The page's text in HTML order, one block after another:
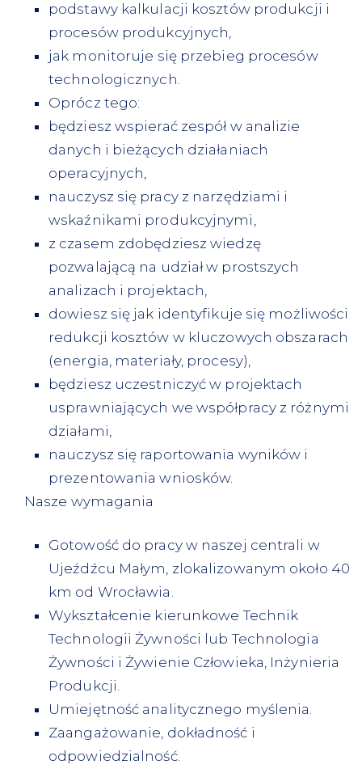
podstawy kalkulacji kosztów produkcji i
procesów produkcyjnych,
jak monitoruje się przebieg procesów
technologicznych.
Oprócz tego:
będziesz wspierać zespół w analizie
danych i bieżących działaniach
operacyjnych,
nauczysz się pracy z narzędziami i
wskaźnikami produkcyjnymi,
z czasem zdobędziesz wiedzę
pozwalającą na udział w prostszych
analizach i projektach,
dowiesz się jak identyfikuje się możliwości
redukcji kosztów w kluczowych obszarach
(energia, materiały, procesy),
będziesz uczestniczyć w projektach
usprawniających we współpracy z różnymi
działami,
nauczysz się raportowania wyników i
prezentowania wniosków.
Nasze wymagania
Gotowość do pracy w naszej centrali w
Ujeźdźcu Małym, zlokalizowanym około 40
km od Wrocławia.
Wykształcenie kierunkowe Technik
Technologii Żywności lub Technologia
Żywności i Żywienie Człowieka, Inżynieria
Produkcji.
Umiejętność analitycznego myślenia.
Zaangażowanie, dokładność i
odpowiedzialność.